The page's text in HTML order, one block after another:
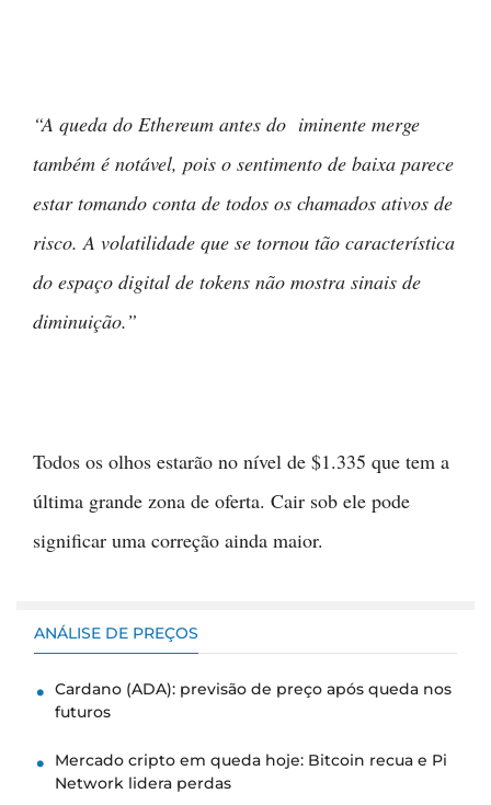
“A queda do Ethereum antes do iminente merge
também é notável, pois o sentimento de baixa parece
estar tomando conta de todos os chamados ativos de
risco. A volatilidade que se tornou tão característica
do espaço digital de tokens não mostra sinais de
diminuição.”
Todos os olhos estarão no nível de $1.335 que tem a
última grande zona de oferta. Cair sob ele pode
significar uma correção ainda maior.
ANÁLISE DE PREÇOS
Cardano (ADA): previsão de preço após queda nos
futuros
Mercado cripto em queda hoje: Bitcoin recua e Pi
Network lidera perdas